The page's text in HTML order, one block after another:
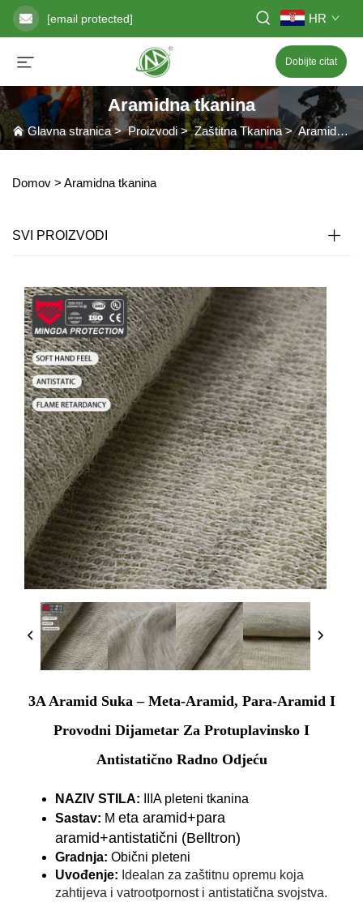
[email protected] HR
Dobijte citat
Aramidna tkanina
Glavna stranica>Proizvodi>Zaštitna Tkanina>Aramidna tkanina
Domov > Aramidna tkanina
SVI PROIZVODI
3A Aramid Suka – Meta-Aramid, Para-Aramid I
Provodni Dijametar Za Protuplavinsko I
Antistatično Radno Odjeću
NAZIV STILA:
IIIA pleteni tkanina
Sastav: M eta aramid+para
aramid+antistatični (Belltron)
Gradnja: Obični pleteni
Uvođenje: Idealan za zaštitnu opremu koja
zahtijeva i vatrootpornost i antistatična svojstva.